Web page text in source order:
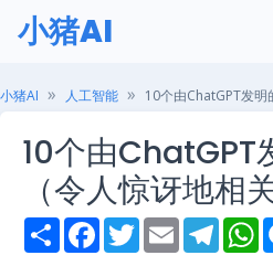
小猪AI
小猪AI 人工智能 10个由ChatGPT发明
10个由ChatGPT
（令人惊讶地相关
S
h
F
a
T
w
E
m
T
e h